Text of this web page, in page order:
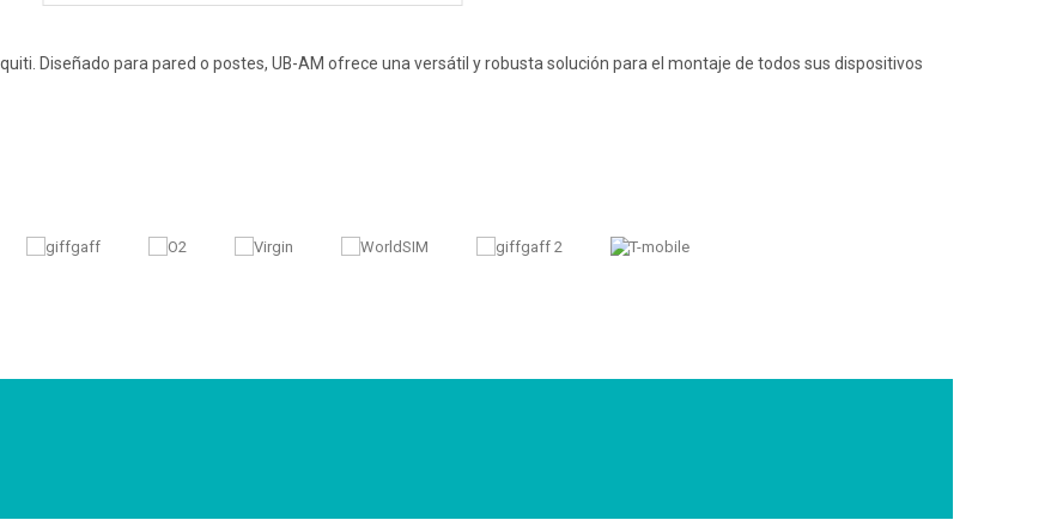
Diseñado para pared o postes, UB-AM ofrece una versátil y robusta solución para el montaje de todos sus dispositivos